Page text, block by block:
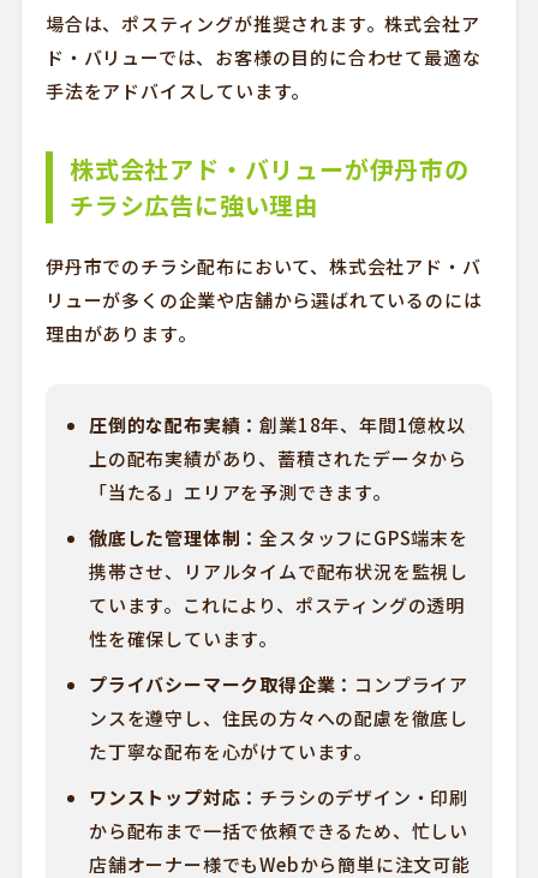
場合は、ポスティングが推奨されます。株式会社ア
ド・バリューでは、お客様の目的に合わせて最適な
手法をアドバイスしています。
株式会社アド・バリューが伊丹市の
チラシ広告に強い理由
伊丹市でのチラシ配布において、株式会社アド・バ
リューが多くの企業や店舗から選ばれているのには
理由があります。
圧倒的な配布実績：創業18年、年間1億枚以
上の配布実績があり、蓄積されたデータから
「当たる」エリアを予測できます。
徹底した管理体制：全スタッフにGPS端末を
携帯させ、リアルタイムで配布状況を監視し
ています。これにより、ポスティングの透明
性を確保しています。
プライバシーマーク取得企業： コンプライア
ンスを遵守し、住民の方々への配慮を徹底し
た丁寧な配布を心がけています。
ワンストップ対応： チラシのデザイン・印刷
から配布まで一括で依頼できるため、忙しい
店舗オーナー様でもWebから簡単に注文可能